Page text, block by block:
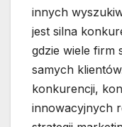
innych
jest silna
gdzie wiele firm
samych
konkurencji,
innowacyjnych